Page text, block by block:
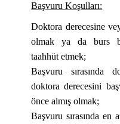
Başvuru Koşulları:
Doktora derecesine
olmak ya da burs
taahhüt etmek;
Başvuru sırasında
doktora derecesini
önce almış olmak;
Başvuru sırasında en